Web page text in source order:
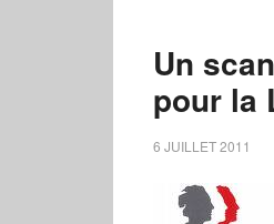
Un
pour la
6 JUILLET 2011